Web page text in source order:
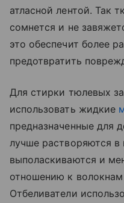
атласной лентой. Так
сомнется и не
это обеспечит более
предотвратить
Для стирки тюлевых
использовать жидкие
предназначенные для
лучше растворяются в
выполаскиваются и
отношению к
Отбеливатели